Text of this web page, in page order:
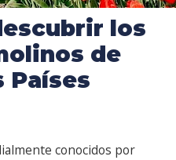
los
de
Países
conocidos por